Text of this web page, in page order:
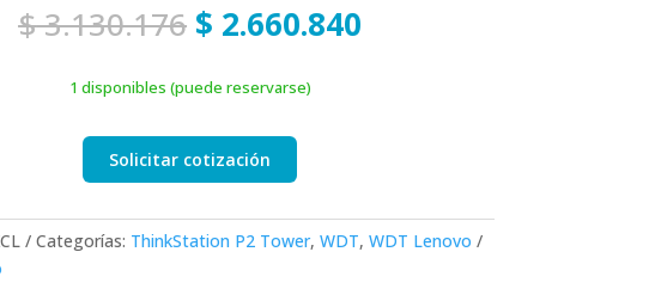
$3.130.176 El
precio
original
era:
$ 3.130.176.
$ 2.660.840
1 disponibles (puede reservarse)
Solicitar cotización
Categorías: ThinkStation P2 Tower, WDT, WDT Lenovo